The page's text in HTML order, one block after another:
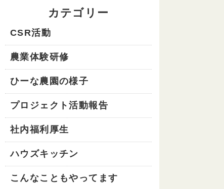
カテゴリー
CSR活動
農業体験研修
ひーな農園の様子
プロジェクト活動報告
社内福利厚生
ハウズキッチン
こんなこともやってます